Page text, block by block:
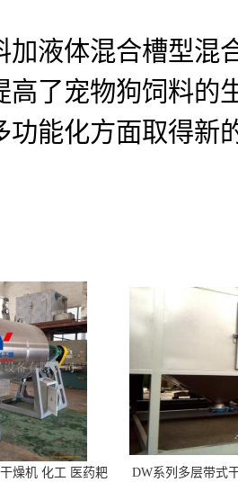
加液体混合槽型混
高了宠物狗饲料的
功能化方面取得新
燥机 化工 医药耙
DW系列多层带式